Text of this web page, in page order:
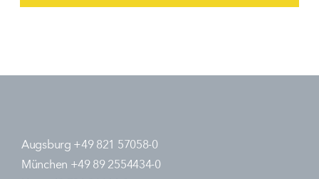
Augsburg +49 821 57058-0
München +49 89 2554434-0